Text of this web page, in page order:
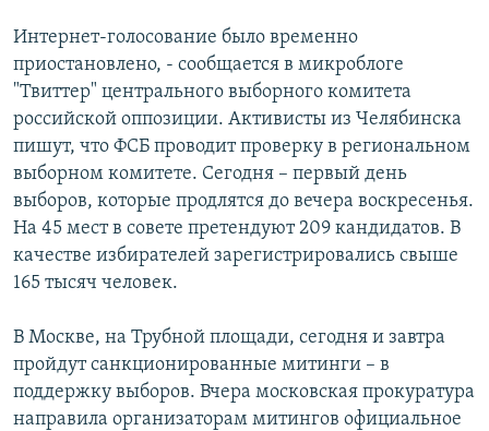
РАСПИСАНИЕ ВЕЩАНИЯ
ПОДПИШИТЕСЬ НА РАССЫЛКУ
СОЦИАЛЬНЫЕ СЕТИ
Все сайты РСЕ/РС
Интернет-голосование было временно
приостановлено, - сообщается в микроблоге
"Твиттер" центрального выборного комитета
российской оппозиции. Активисты из Челябинска
пишут, что ФСБ проводит проверку в региональном
выборном комитете. Сегодня – первый день
выборов, которые продлятся до вечера воскресенья.
На 45 мест в совете претендуют 209 кандидатов. В
качестве избирателей зарегистрировались свыше
165 тысяч человек.
В Москве, на Трубной площади, сегодня и завтра
пройдут санкционированные митинги – в
поддержку выборов. Вчера московская прокуратура
направила организаторам митингов официальное